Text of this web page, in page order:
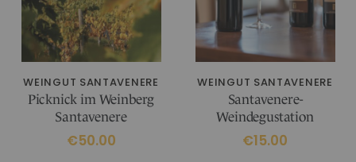
WEINGUT SANTAVENERE
Picknick im Weinberg
Santavenere
€50.00
WEINGUT SANTAVENERE
Santavenere-
Weindegustation
€15.00